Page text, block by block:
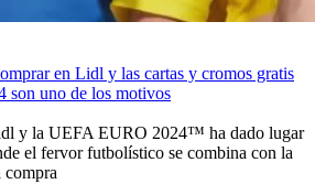
en Lidl y las cartas y cromos gratis
son uno de los motivos
y la UEFA EURO 2024™ ha dado lugar
el fervor futbolístico se combina con la
compra